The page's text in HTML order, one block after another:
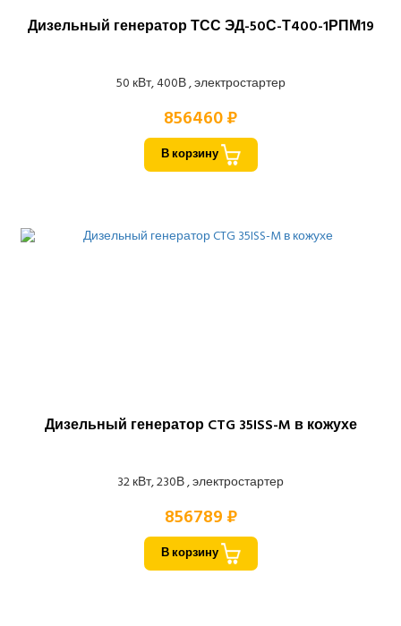
Дизельный генератор ТСС ЭД-50С-Т400-1РПМ19
50 кВт, 400В , электростартер
856460 ₽
В корзину
Дизельный генератор CTG 35ISS-M в кожухе
32 кВт, 230В , электростартер
856789 ₽
В корзину